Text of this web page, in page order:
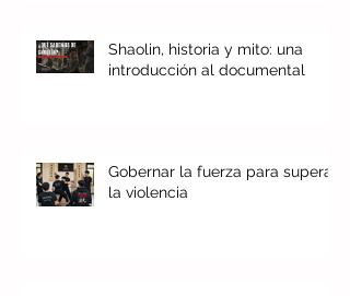
Shaolin, historia y mito: una
introducción al documental
Gobernar la fuerza para superar
la violencia